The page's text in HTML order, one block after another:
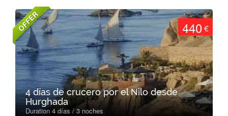
OFFER 440€
4 días de crucero por el Nilo desde
Hurghada
Duration 4 días / 3 noches